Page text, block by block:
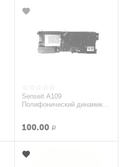
Senseit A109
Полифонический динамик в
100.00 Р